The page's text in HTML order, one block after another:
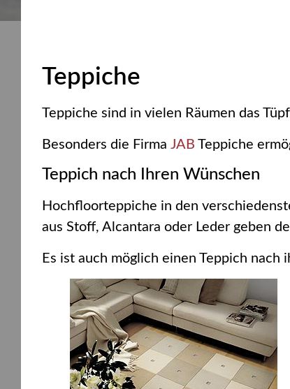
Teppiche
Teppiche sind in vielen Räumen das
Besonders die Firma JAB Teppiche
Teppich nach Ihren Wünschen
Hochfloorteppiche in den
aus Stoff, Alcantara oder Leder geben
Es ist auch möglich einen Teppich